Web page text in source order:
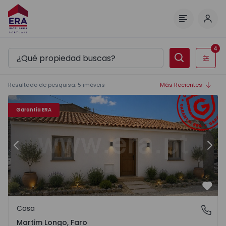
Filtros
4
Resultado de pesquisa: 5 imóveis Más Recientes
Garantía ERA
Casa T2 Alcoutim, Martim Longo - 1556269 - 6
Anterior
Martim Longo, Faro
Casa
Martim Longo, Faro